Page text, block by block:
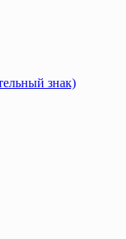
знак)